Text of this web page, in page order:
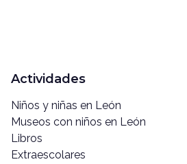
Actividades
Niños y niñas en León
Museos con niños en León
Libros
Extraescolares